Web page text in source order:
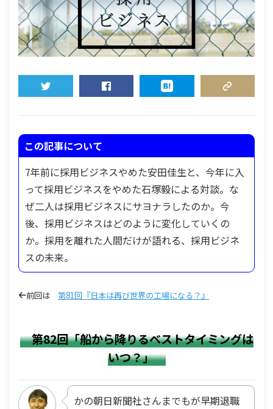
この記事について
7年前に採用ビジネスやめた安田佳生と、今年に入
って採用ビジネスをやめた石塚毅による対談。な
ぜ二人は採用ビジネスにサヨナラしたのか。今
後、採用ビジネスはどのように変化していくの
か。採用を離れた人間だけが語れる、採用ビジネ
スの未来。
前回は 第81回『日本は再び世界の工場になる？』
第82回「船から降りるベストタイミングは
いつ？」
かの朝日新聞社さんまでもが早期退職